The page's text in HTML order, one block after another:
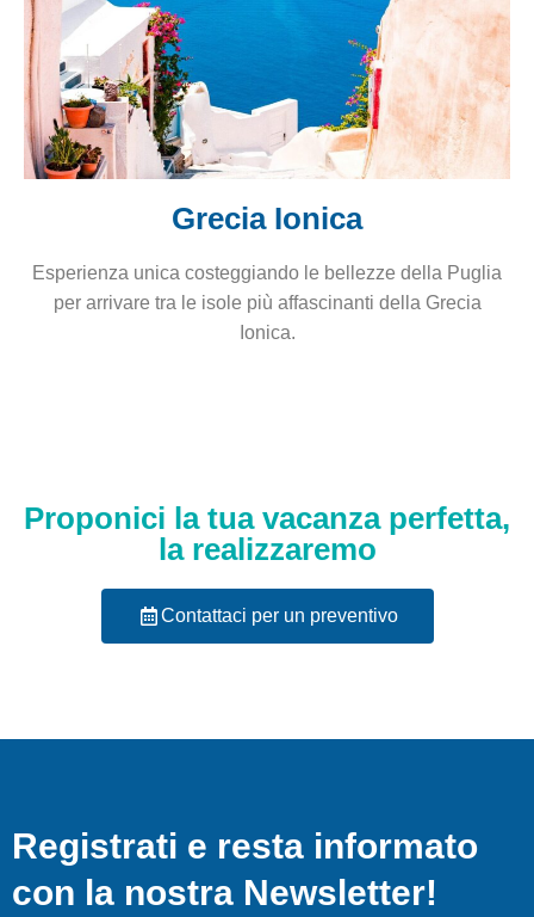
Grecia Ionica
Esperienza unica costeggiando le bellezze della Puglia
per arrivare tra le isole più affascinanti della Grecia
Ionica.
Proponici la tua vacanza perfetta,
la realizzaremo
Contattaci per un preventivo
Registrati e resta informato
con la nostra Newsletter!